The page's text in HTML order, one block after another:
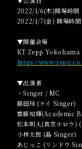
2022/1/6(木)開場時
2022/1/7(金) 開場時
▼開催会場
KT Zepp Yokohama
https://
▼出演者
・Singer / MC
藤田玲 (ケイ Singer)
齋藤知輝(Academic
松本明人(真空ホロウ)
小林太郎 (晶 Singer)
あじっこ (リンドウ